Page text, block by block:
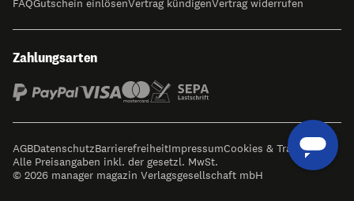
FAQGutschein einlösenVertrag kündigenVertrag widerrufen
Zahlungsarten
AGBDatenschutzBarrierefreiheitImpressumCookies & Tracking
Alle Preisangaben inkl. der gesetzl. MwSt.
© 2026 manager magazin Verlagsgesellschaft mbH